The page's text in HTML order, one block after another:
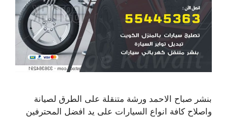
بنشر صباح الاحمد ورشة متنقلة على الطرق لصيانة
واصلاح كافة انواع السيارات على يد افضل المحترفين